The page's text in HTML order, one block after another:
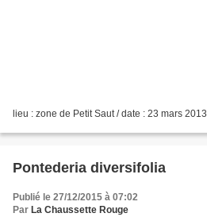
lieu : zone de Petit Saut / date : 23 mars 2013
Pontederia diversifolia
Publié le 27/12/2015 à 07:02
Par La Chaussette Rouge